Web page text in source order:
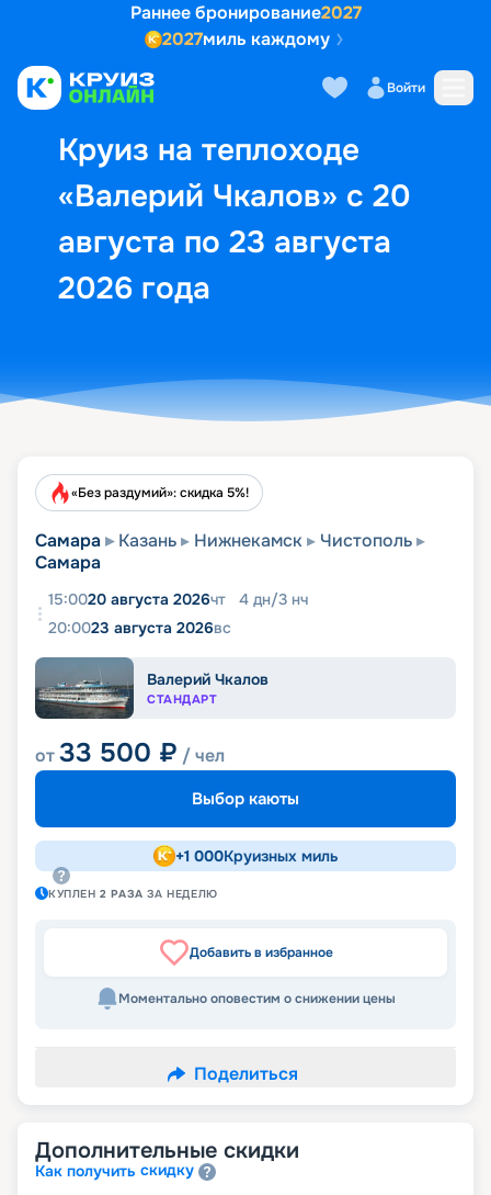
Раннее бронирование2027
2027миль каждому
Войти
Круиз на теплоходе
«Валерий Чкалов» с 20
августа по 23 августа
2026 года
Выбор кают Маршрут и
«Без раздумий»: скидка 5%!
Самара Казань Нижнекамск
Чистополь
Самара
15:0020 августа 2026чт 4 дн/3 нч
20:0023 августа 2026вс
Валерий Чкалов
СТАНДАРТ
от33 500 ₽ / чел
Выбор каюты
+1 000Круизных миль
КУПЛЕН2 РАЗА ЗА НЕДЕЛЮ
Добавить в избранное
Моментально оповестим о снижении цены
Поделиться
Дополнительные скидки
Как получить скидку